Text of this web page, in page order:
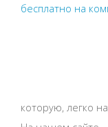
которую, легко